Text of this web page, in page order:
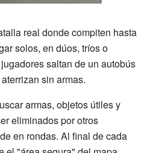
real donde compiten hasta
solos, en dúos, tríos o
saltan de un autobús
sin armas.
armas, objetos útiles y
eliminados por otros
en rondas. Al final de cada